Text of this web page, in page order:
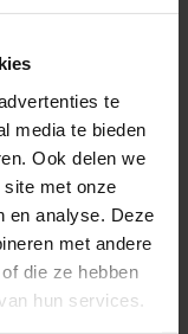
te
media te bieden
Ook delen we
met onze
en analyse. Deze
met andere
die ze hebben
hun services.